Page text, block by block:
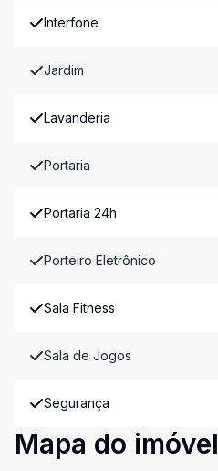
Interfone
Jardim
Lavanderia
Portaria
Portaria 24h
Porteiro Eletrônico
Sala Fitness
Sala de Jogos
Segurança
Mapa do imóvel